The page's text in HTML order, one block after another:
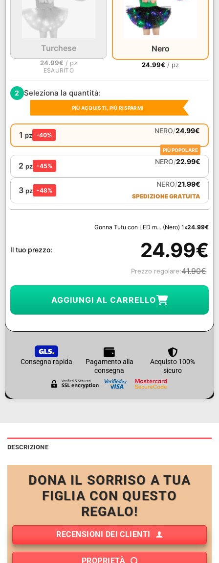
Turchese
24.99€ / pz
ESAURITO
Nero
24.99€ / pz
2 Seleziona la quantità:
PIÙ ACQUISTI, PIÙ RISPARMI
1 pz -40%
NERO/24.99€
PIÙ POPOLARE
2 pz -45%
NERO/22.99€
3 pz -48%
NERO/21.99€
SPEDIZIONE GRATUITA
Gonna Tutu con LED m... (Nero) 1x24.99€
Il tuo prezzo: 24.99€
Prezzo regolare:41.90€
AGGIUNGI AL CARRELLO
Consegna rapida
Pagamento alla
consegna
Acquisto 100%
sicuro
DESCRIZIONE
DONA IL SORRISO A TUA
FIGLIA CON QUESTO
REGALO!
RECENSIONI DEI CLIENTI
PROPRIETÀ